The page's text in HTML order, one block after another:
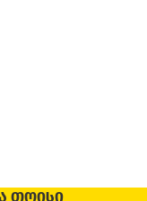
ᲗᲝᲘᲡᲘ